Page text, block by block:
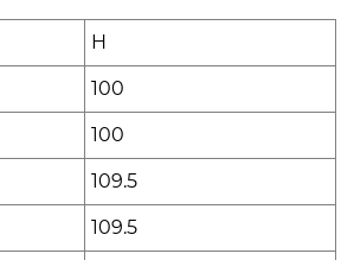
H
100
100
109.5
109.5